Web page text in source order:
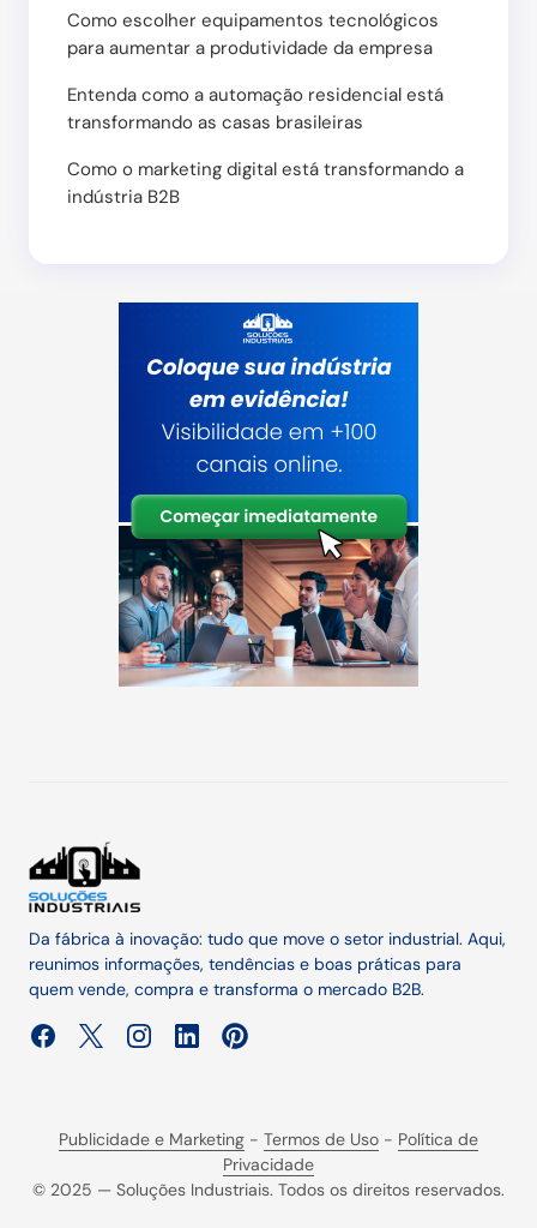
Como escolher equipamentos tecnológicos
para aumentar a produtividade da empresa
Entenda como a automação residencial está
transformando as casas brasileiras
Como o marketing digital está transformando a
indústria B2B
Da fábrica à inovação: tudo que move o setor industrial. Aqui,
reunimos informações, tendências e boas práticas para
quem vende, compra e transforma o mercado B2B.
Publicidade e Marketing - Termos de Uso - Política de
Privacidade
© 2025 — Soluções Industriais. Todos os direitos reservados.